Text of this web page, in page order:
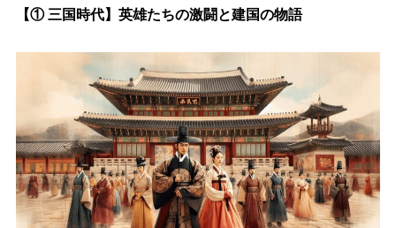
【① 三国時代】英雄たちの激闘と建国の物語